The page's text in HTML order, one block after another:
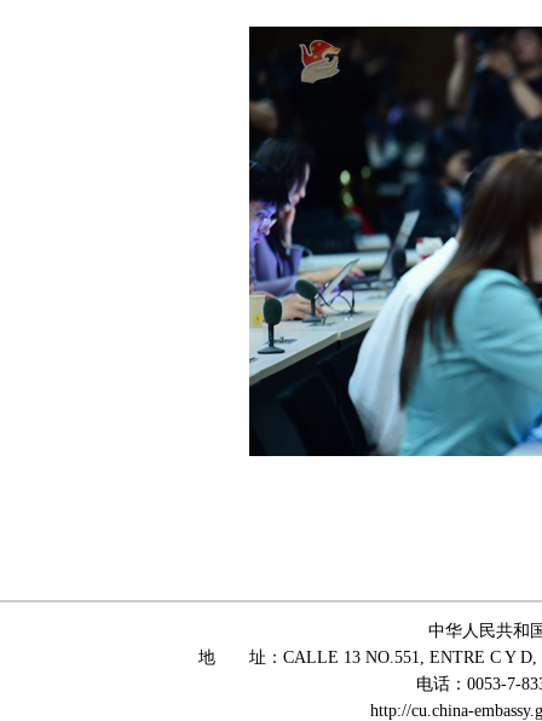
中华人民共和
地 址：CALLE 13 NO.551, ENTRE C Y D,
电话：0053-7-
http://cu.china-